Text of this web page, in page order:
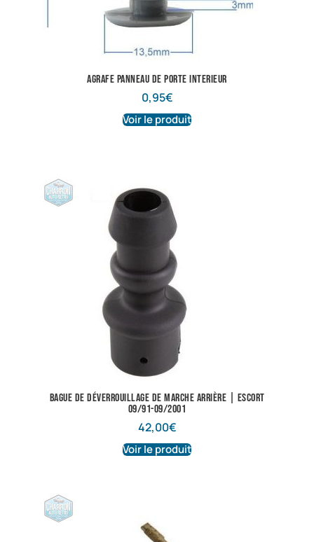
agrafe panneau de porte interieur
0,95€
Voir le produit
Bague de déverrouillage de marche arrière | Escort
09/91-09/2001
42,00€
Voir le produit